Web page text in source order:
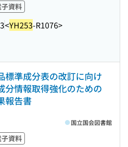
資料
<YH253-R1076>
標準成分表の改訂に向け
分情報取得強化のための
報告書
資料
国立国会図書館